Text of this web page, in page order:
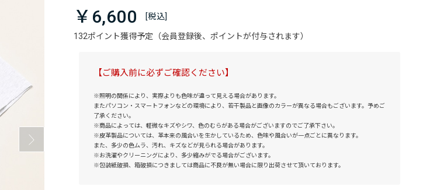
132ポイント獲得予定（会員登録後、ポイントが付与されます）
￥6,600
【ご購入前に必ずご確認ください】
※照明の関係により、実際よりも色味が違って見える場合があります。
またパソコン・スマートフォンなどの環境により、若干製品と画像のカラーが異なる場合もございます。予めご
了承ください。
※商品によっては、軽微なキズやシワ、色のむらがある場合がございますのでご了承下さい。
※皮革製品については、革本来の風合いを生かしているため、色味や風合いが一点ごとに異なります。
また、多少の色ムラ、汚れ、キズなどが見られる場合があります。
※お洗濯やクリーニングにより、多少縮みがでる場合がございます。
※包装紙破損、箱破損につきましては商品に不良が無い場合に限り出荷させて頂いております。